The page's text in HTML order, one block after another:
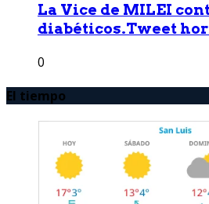
La Vice de MILEI
diabéticos.Tweet
0
El tiempo